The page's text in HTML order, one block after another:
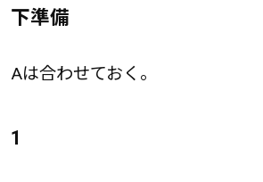
下準備
Aは合わせておく。
1